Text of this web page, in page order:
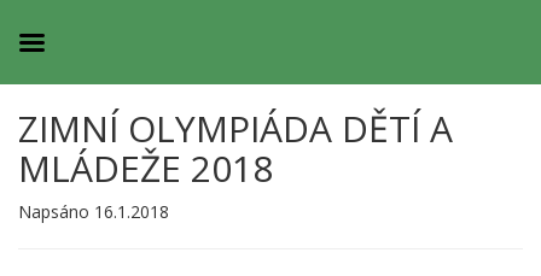
ZIMNÍ OLYMPIÁDA DĚTÍ A
MLÁDEŽE 2018
Napsáno 16.1.2018